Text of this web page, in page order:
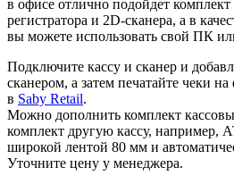
в офисе отлично подойдет комплект
регистратора и 2D-сканера, а в
вы можете использовать свой ПК
Подключите кассу и сканер и
сканером, а затем печатайте чеки
в Saby Retail.
Можно дополнить комплект
комплект другую кассу,
широкой лентой 80 мм и
Уточните цену у менеджера.